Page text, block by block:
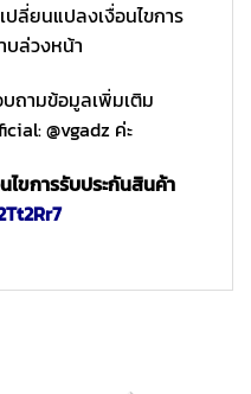
ลี่ยนแปลงเงื่อนไขการ
บล่วงหน้า
ถามข้อมูลเพิ่มเติม
@vgadz ค่ะ
ไขการรับประกันสินค้า